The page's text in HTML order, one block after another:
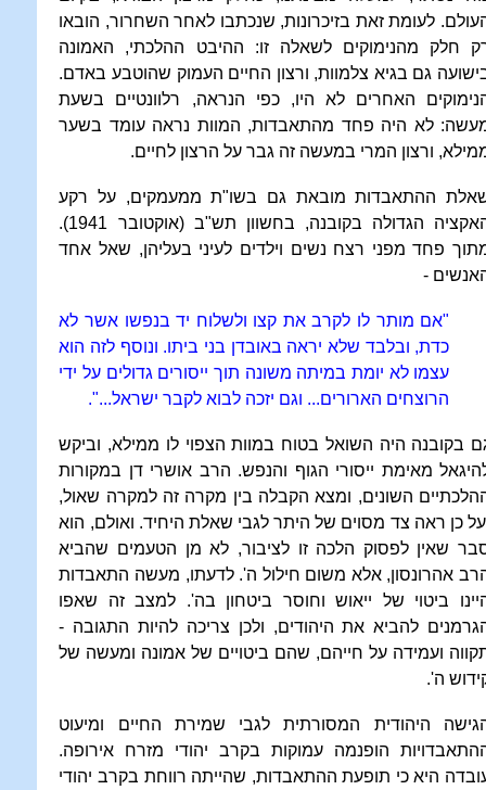
לעומת זאת בזיכרונות, שנכתבו לאחר השחרור, הובאו
חלק מהנימוקים לשאלה זו: ההיבט ההלכתי, האמונה
גם בגיא צלמוות, ורצון החיים העמוק שהוטבע באדם.
האחרים לא היו, כפי הנראה, רלוונטיים בשעת
לא היה פחד מהתאבדות, המוות נראה עומד בשער
ורצון המרי במעשה זה גבר על הרצון לחיים.
ההתאבדות מובאת גם בשו"ת ממעמקים, על רקע
האקציה הגדולה בקובנה, בחשוון תש"ב (אוקטובר 1941).
פחד מפני רצח נשים וילדים לעיני בעליהן, שאל אחד
-
"אם מותר לו לקרב את קצו ולשלוח יד בנפשו אשר לא
כדת, ובלבד שלא יראה באובדן בני ביתו. ונוסף לזה הוא
עצמו לא יומת במיתה משונה תוך ייסורים גדולים על ידי
הרוצחים הארורים... וגם יזכה לבוא לקבר ישראל...".
בקובנה היה השואל בטוח במוות הצפוי לו ממילא, וביקש
מאימת ייסורי הגוף והנפש. הרב אושרי דן במקורות
השונים, ומצא הקבלה בין מקרה זה למקרה שאול,
כן ראה צד מסוים של היתר לגבי שאלת היחיד. ואולם, הוא
שאין לפסוק הלכה זו לציבור, לא מן הטעמים שהביא
אהרונסון, אלא משום חילול ה'. לדעתו, מעשה התאבדות
ביטוי של ייאוש וחוסר ביטחון בה'. למצב זה שאפו
להביא את היהודים, ולכן צריכה להיות התגובה -
ועמידה על חייהם, שהם ביטויים של אמונה ומעשה של
ה'.
היהודית המסורתית לגבי שמירת החיים ומיעוט
הופנמה עמוקות בקרב יהודי מזרח אירופה.
היא כי תופעת ההתאבדות, שהייתה רווחת בקרב יהודי